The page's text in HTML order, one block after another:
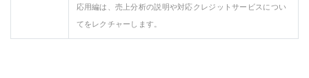
応用編は、売上分析の説明や対応クレジットサービスについ
てをレクチャーします。